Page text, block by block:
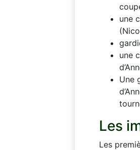
une
une
Une
Les
Les